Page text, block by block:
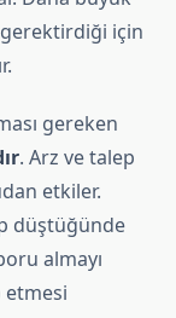
için
gereken
. Arz ve talep
etkiler.
düştüğünde
almayı